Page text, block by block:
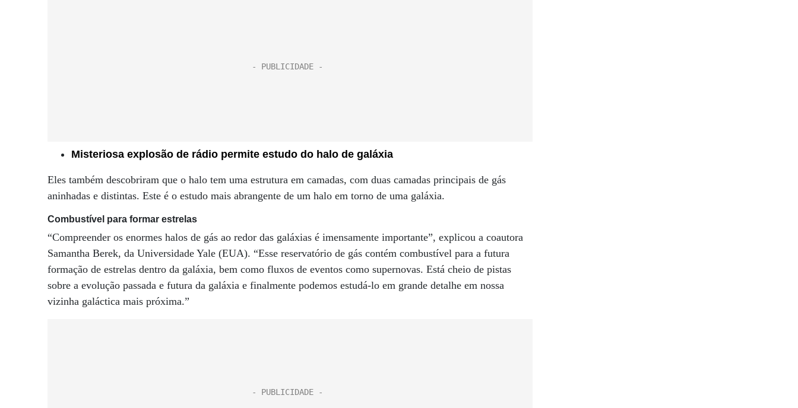
Misteriosa explosão de rádio permite estudo do halo de galáxia
Eles também descobriram que o halo tem uma estrutura em camadas, com duas camadas principais de gás
aninhadas e distintas. Este é o estudo mais abrangente de um halo em torno de uma galáxia.
Combustível para formar estrelas
“Compreender os enormes halos de gás ao redor das galáxias é imensamente importante”, explicou a coautora
Samantha Berek, da Universidade Yale (EUA). “Esse reservatório de gás contém combustível para a futura
formação de estrelas dentro da galáxia, bem como fluxos de eventos como supernovas. Está cheio de pistas
sobre a evolução passada e futura da galáxia e finalmente podemos estudá-lo em grande detalhe em nossa
vizinha galáctica mais próxima.”